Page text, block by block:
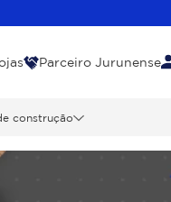
Parceiro Jurunense
construção